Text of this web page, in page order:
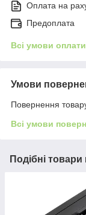
Оплата на
Предоплата
Всі умови оплати
Умови
Повернення
Всі умови
Подібні товари